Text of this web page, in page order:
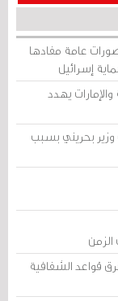
عامة مفادها
إسرائيل
يهدد
بحريني بسبب
قواعد الشفافية